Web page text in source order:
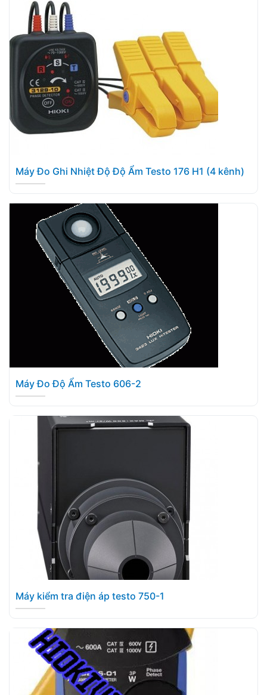
Máy Đo Ghi Nhiệt Độ Độ Ẩm Testo 176 H1 (4 kênh)
Máy Đo Độ Ẩm Testo 606-2
Máy kiểm tra điện áp testo 750-1